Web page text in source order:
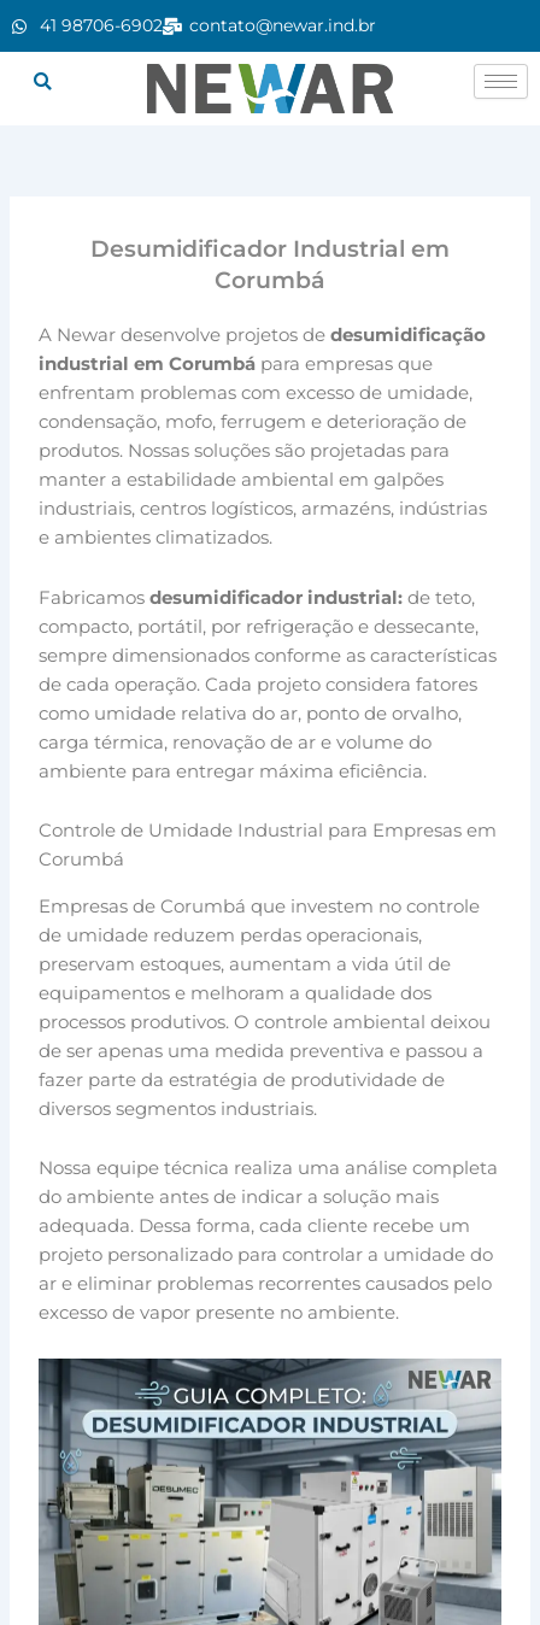
41 98706-6902 contato@newar.ind.br
Desumidificador Industrial em
Corumbá
A Newar desenvolve projetos dedesumidificação
industrial em Corumbá para empresas que
enfrentam problemas com excesso de umidade,
condensação, mofo, ferrugem e deterioração de
produtos. Nossas soluções são projetadas para
manter a estabilidade ambiental em galpões
industriais, centros logísticos, armazéns, indústrias
e ambientes climatizados.
Fabricamosdesumidificador industrial:de teto,
compacto, portátil, por refrigeração e dessecante,
sempre dimensionados conforme as características
de cada operação. Cada projeto considera fatores
como umidade relativa do ar, ponto de orvalho,
carga térmica, renovação de ar e volume do
ambiente para entregar máxima eficiência.
Controle de Umidade Industrial para Empresas em
Corumbá
Empresas de Corumbá que investem no controle
de umidade reduzem perdas operacionais,
preservam estoques, aumentam a vida útil de
equipamentos e melhoram a qualidade dos
processos produtivos. O controle ambiental deixou
de ser apenas uma medida preventiva e passou a
fazer parte da estratégia de produtividade de
diversos segmentos industriais.
Nossa equipe técnica realiza uma análise completa
do ambiente antes de indicar a solução mais
adequada. Dessa forma, cada cliente recebe um
projeto personalizado para controlar a umidade do
ar e eliminar problemas recorrentes causados pelo
excesso de vapor presente no ambiente.